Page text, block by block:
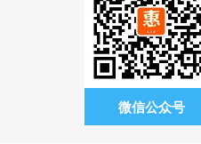
微信公众号